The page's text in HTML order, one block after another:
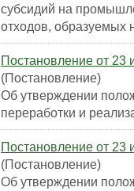
субсидий на
отходов, образуемых
Постановление от
(Постановление)
Об утверждении
переработки и
Постановление от
(Постановление)
Об утверждении